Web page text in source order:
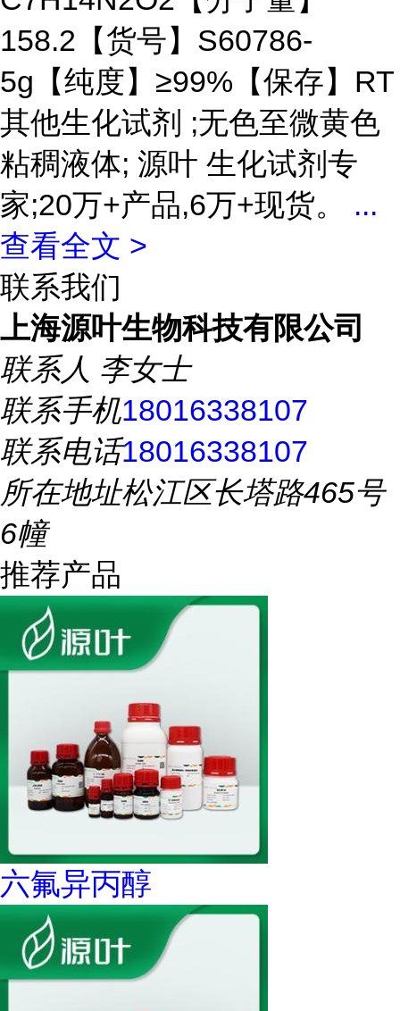
158.2【货号】S60786-
5g【纯度】≥99%【保存】RT
其他生化试剂 ;无色至微黄色
粘稠液体; 源叶 生化试剂专
家;20万+产品,6万+现货。 ...
查看全文 >
联系我们
上海源叶生物科技有限公司
联系人 李女士
联系手机18016338107
联系电话18016338107
所在地址松江区长塔路465号
6幢
推荐产品
六氟异丙醇